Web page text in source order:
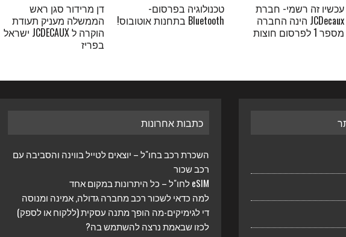
עכשיו זה רשמי- חברת
JCDecaux הינה החברה
מספר 1 לפרסום חוצות
טכנולוגיה בפרסום-
Bluetooth בתחנות אוטובוס!
דן מרידור סגן ראש
הממשלה מעניק תעודת
הוקרה ל JCDECAUX ישראל
בפריז
כתבות אחרונות
השכרת רכב בחו"ל – יוצאים לטייל בווינה והסביבה עם
רכב שכור
eSIM לחו"ל – כל היתרונות במקום אחד
למה כדאי לשכור רכב מחברה גדולה, אמינה ומנוסה
די לגימיקים-מה הופך מתנה עסקית (ללקוח או לספק)
לכזו שבאמת נרצה להשתמש בה?